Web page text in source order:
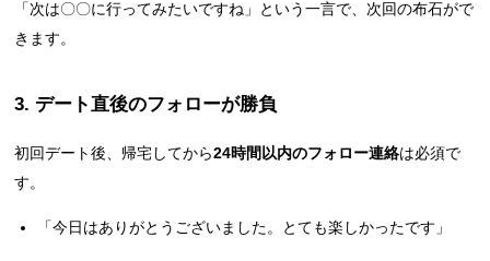
「次は〇〇に行ってみたいですね」という一言で、次回の布石がで
きます。
3. デート直後のフォローが勝負
初回デート後、帰宅してから24時間以内のフォロー連絡は必須で
す。
「今日はありがとうございました。とても楽しかったです」